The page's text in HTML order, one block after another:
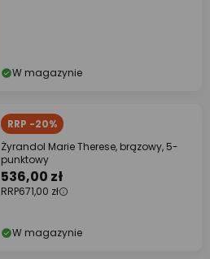
W magazynie
RRP -20%
Żyrandol Marie Therese, brązowy, 5-
punktowy
536,00 zł
RRP671,00 zł
W magazynie